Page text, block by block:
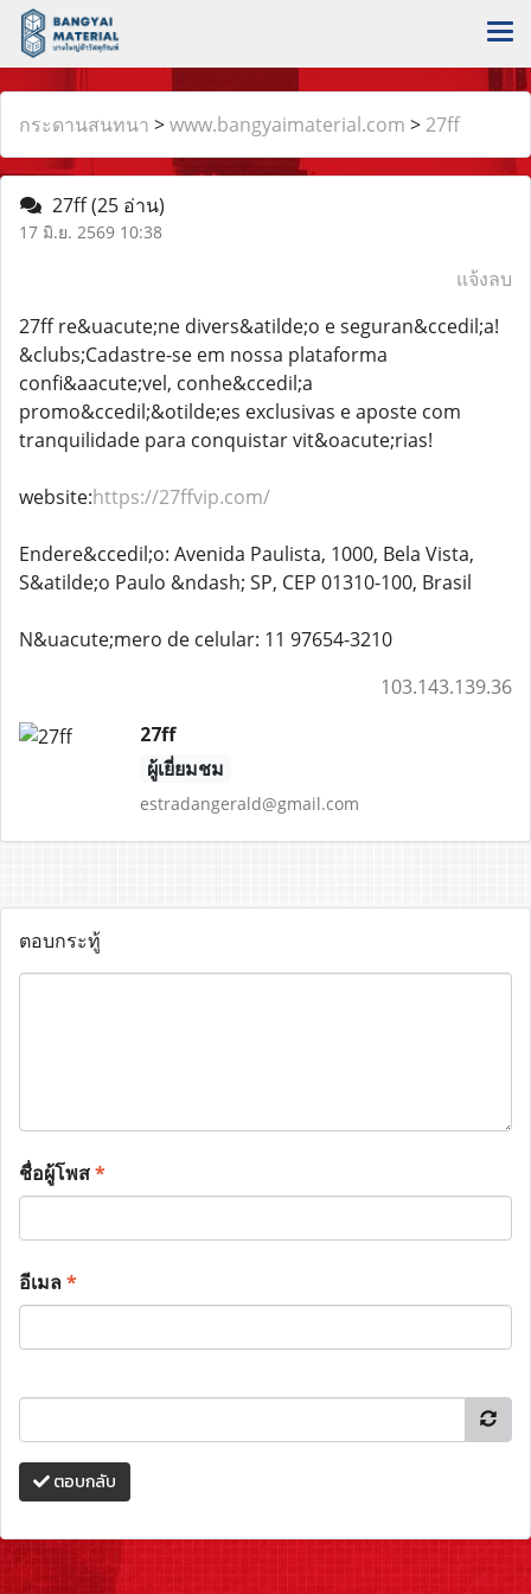
กระดานสนทนา >www.bangyaimaterial.com > 27ff
27ff(25 อ่าน)
17 มิ.ย. 2569 10:38
แจ้งลบ
27ff re&uacute;ne divers&atilde;o e seguran&ccedil;a!
&clubs;️Cadastre-se em nossa plataforma
confi&aacute;vel, conhe&ccedil;a
promo&ccedil;&otilde;es exclusivas e aposte com
tranquilidade para conquistar vit&oacute;rias!
website:https://27ffvip.com/
Endere&ccedil;o: Avenida Paulista, 1000, Bela Vista,
S&atilde;o Paulo &ndash; SP, CEP 01310-100, Brasil
N&uacute;mero de celular: 11 97654-3210
103.143.139.36
27ff
ผู้เยี่ยมชม
estradangerald@gmail.com
ตอบกระทู้
ชื่อผู้โพส*
อีเมล*
ตอบกลับ